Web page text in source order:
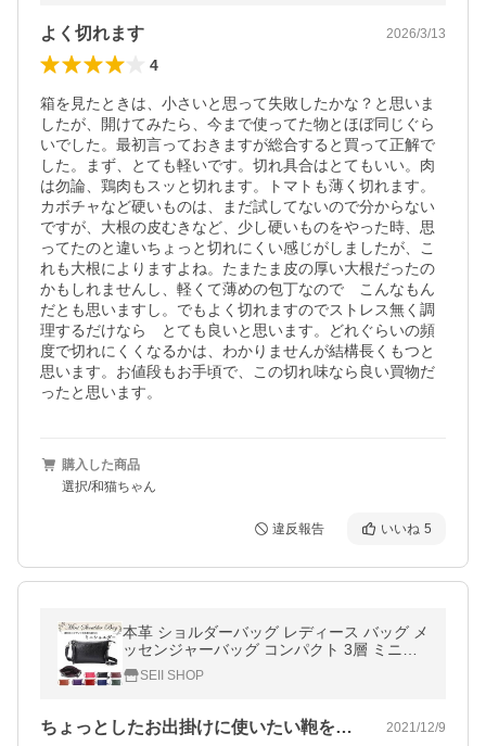
よく切れます 2026/3/13
4
箱を見たときは、小さいと思って失敗したかな？と思いま
したが、開けてみたら、今まで使ってた物とほぼ同じぐら
いでした。最初言っておきますが総合すると買って正解で
した。まず、とても軽いです。切れ具合はとてもいい。肉
は勿論、鶏肉もスッと切れます。トマトも薄く切れます。
カボチャなど硬いものは、まだ試してないので分からない
ですが、大根の皮むきなど、少し硬いものをやった時、思
ってたのと違いちょっと切れにくい感じがしましたが、こ
れも大根によりますよね。たまたま皮の厚い大根だったの
かもしれませんし、軽くて薄めの包丁なので　こんなもん
だとも思いますし。でもよく切れますのでストレス無く調
理するだけなら　とても良いと思います。どれぐらいの頻
度で切れにくくなるかは、わかりませんが結構長くもつと
思います。お値段もお手頃で、この切れ味なら良い買物だ
ったと思います。
購入した商品
選択/和猫ちゃん
違反報告 いいね 5
本革 ショルダーバッグ レディース バッグ メ
ッセンジャーバッグ コンパクト 3層 ミニバ
ッグ 肩掛け 超軽量 かわいい おしゃれ 小さ
め プレゼント 送料無料
SEII SHOP
ちょっとしたお出掛けに使いたい鞄を探し… 2021/12/9